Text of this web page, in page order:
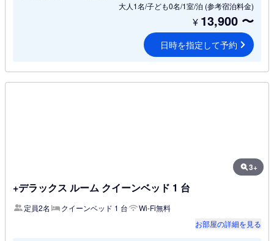
大人1名/子ども0名/1室/泊 (参考宿泊料金)
¥ 13,900 〜
日時を指定して予約
3+
+デラックス ルーム クイーンベッド 1 台
定員2名 クイーンベッド 1 台
Wi-Fi無料
お部屋の詳細を見る